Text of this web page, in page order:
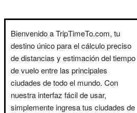
Bienvenido a TripTimeTo.com, tu
destino único para el cálculo preciso
de distancias y estimación del tiempo
de vuelo entre las principales
ciudades de todo el mundo. Con
nuestra interfaz fácil de usar,
simplemente ingresa tus ciudades de